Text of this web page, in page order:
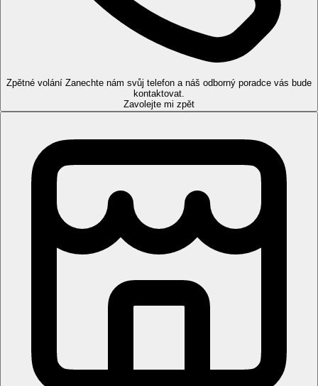
telefon, minibar za poplatek, lednička, TV/sat., balkon nebo
Studio, Superior, Výhled na bazén
: výhled na bazén.
oddělená ložnice, obytná část.
Písečná uměle vytvořená písečná pláž přímo u hotelu (při vstupu
Stravování
All inclusive Premium
snack (10.00-12.00 a 15.00-18.00 hod.)
káva, čaj, sušenky a koláče (17.00-18.00 hod.)
večerní snack: popcorn, zeleninové čipsy s dipem (22.00-
neomezená konzumace vybraných alkoholických a
Sportovní nabídka
Děti
Dětský bazén, dětský bufet, dětská postýlka zdarma, miniklub
(4-12 let), dětské hřiště.
Zpětné volání Zanechte nám svůj telefon a náš odborný poradce vás bude
kontaktovat.
Zavolejte mi zpět